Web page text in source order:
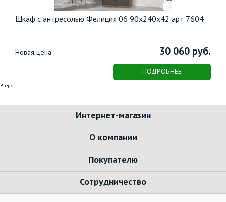
Шкаф с антресолью Фелиция 06 90х240х42 арт 7604
Новая цена : 30 060 руб.
ПОДРОБНЕЕ
Вверх
Интернет-магазин
О компании
Покупателю
Сотрудничество